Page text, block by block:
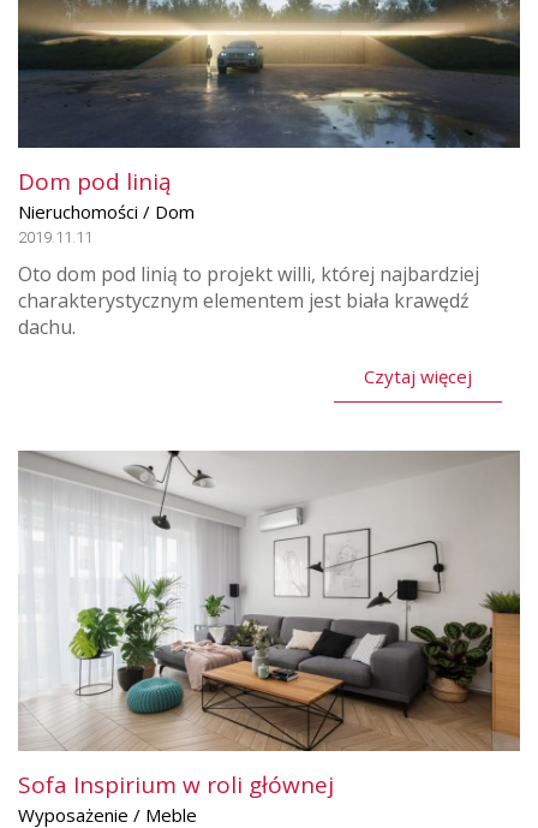
Dom pod linią
Nieruchomości / Dom
2019.11.11
Oto dom pod linią to projekt willi, której najbardziej
charakterystycznym elementem jest biała krawędź
dachu.
Czytaj więcej
Sofa Inspirium w roli głównej
Wyposażenie / Meble